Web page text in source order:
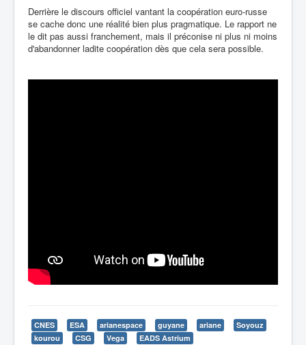
Derrière le discours officiel vantant la coopération euro-russe
se cache donc une réalité bien plus pragmatique. Le rapport ne
le dit pas aussi franchement, mais il préconise ni plus ni moins
d'abandonner ladite coopération dès que cela sera possible.
CNES ESA arianespace guyane ariane
Soyouz
kourou
CSG Vega EADS Astrium